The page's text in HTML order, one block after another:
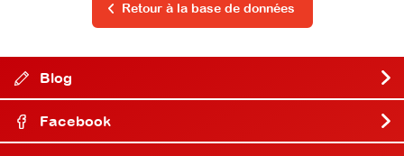
Retour à la base de données
Blog
Facebook